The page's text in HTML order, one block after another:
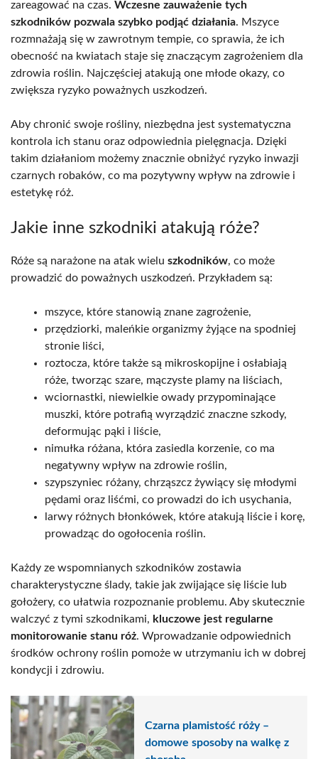
zareagować na czas. Wczesne zauważenie tych
szkodników pozwala szybko podjąć działania. Mszyce
rozmnażają się w zawrotnym tempie, co sprawia, że ich
obecność na kwiatach staje się znaczącym zagrożeniem dla
zdrowia roślin. Najczęściej atakują one młode okazy, co
zwiększa ryzyko poważnych uszkodzeń.
Aby chronić swoje rośliny, niezbędna jest systematyczna
kontrola ich stanu oraz odpowiednia pielęgnacja. Dzięki
takim działaniom możemy znacznie obniżyć ryzyko inwazji
czarnych robaków, co ma pozytywny wpływ na zdrowie i
estetykę róż.
Jakie inne szkodniki atakują róże?
Róże są narażone na atak wielu szkodników, co może
prowadzić do poważnych uszkodzeń. Przykładem są:
mszyce, które stanowią znane zagrożenie,
przędziorki, maleńkie organizmy żyjące na spodniej
stronie liści,
roztocza, które także są mikroskopijne i osłabiają
róże, tworząc szare, mączyste plamy na liściach,
wciornastki, niewielkie owady przypominające
muszki, które potrafią wyrządzić znaczne szkody,
deformując pąki i liście,
nimułka różana, która zasiedla korzenie, co ma
negatywny wpływ na zdrowie roślin,
szypszyniec różany, chrząszcz żywiący się młodymi
pędami oraz liśćmi, co prowadzi do ich usychania,
larwy różnych błonkówek, które atakują liście i korę,
prowadząc do ogołocenia roślin.
Każdy ze wspomnianych szkodników zostawia
charakterystyczne ślady, takie jak zwijające się liście lub
gołożery, co ułatwia rozpoznanie problemu. Aby skutecznie
walczyć z tymi szkodnikami, kluczowe jest regularne
monitorowanie stanu róż. Wprowadzanie odpowiednich
środków ochrony roślin pomoże w utrzymaniu ich w dobrej
kondycji i zdrowiu.
Czarna plamistość róży –
domowe sposoby na walkę z